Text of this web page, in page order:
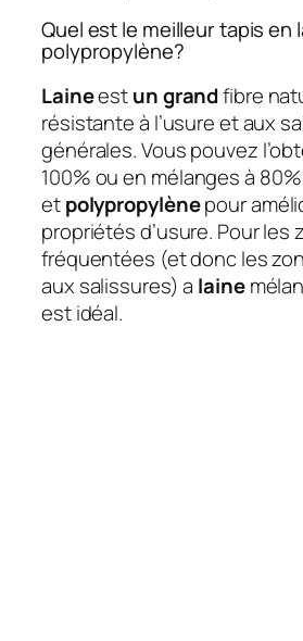
Quel est le meilleur tapis en
polypropylène?
Laineestun grandfibre
résistante à l’usure et aux
générales. Vous pouvez
100% ou en mélanges à
etpolypropylènepour
propriétés d’usure. Pour les
fréquentées (et donc les
aux salissures) a laine
est idéal.